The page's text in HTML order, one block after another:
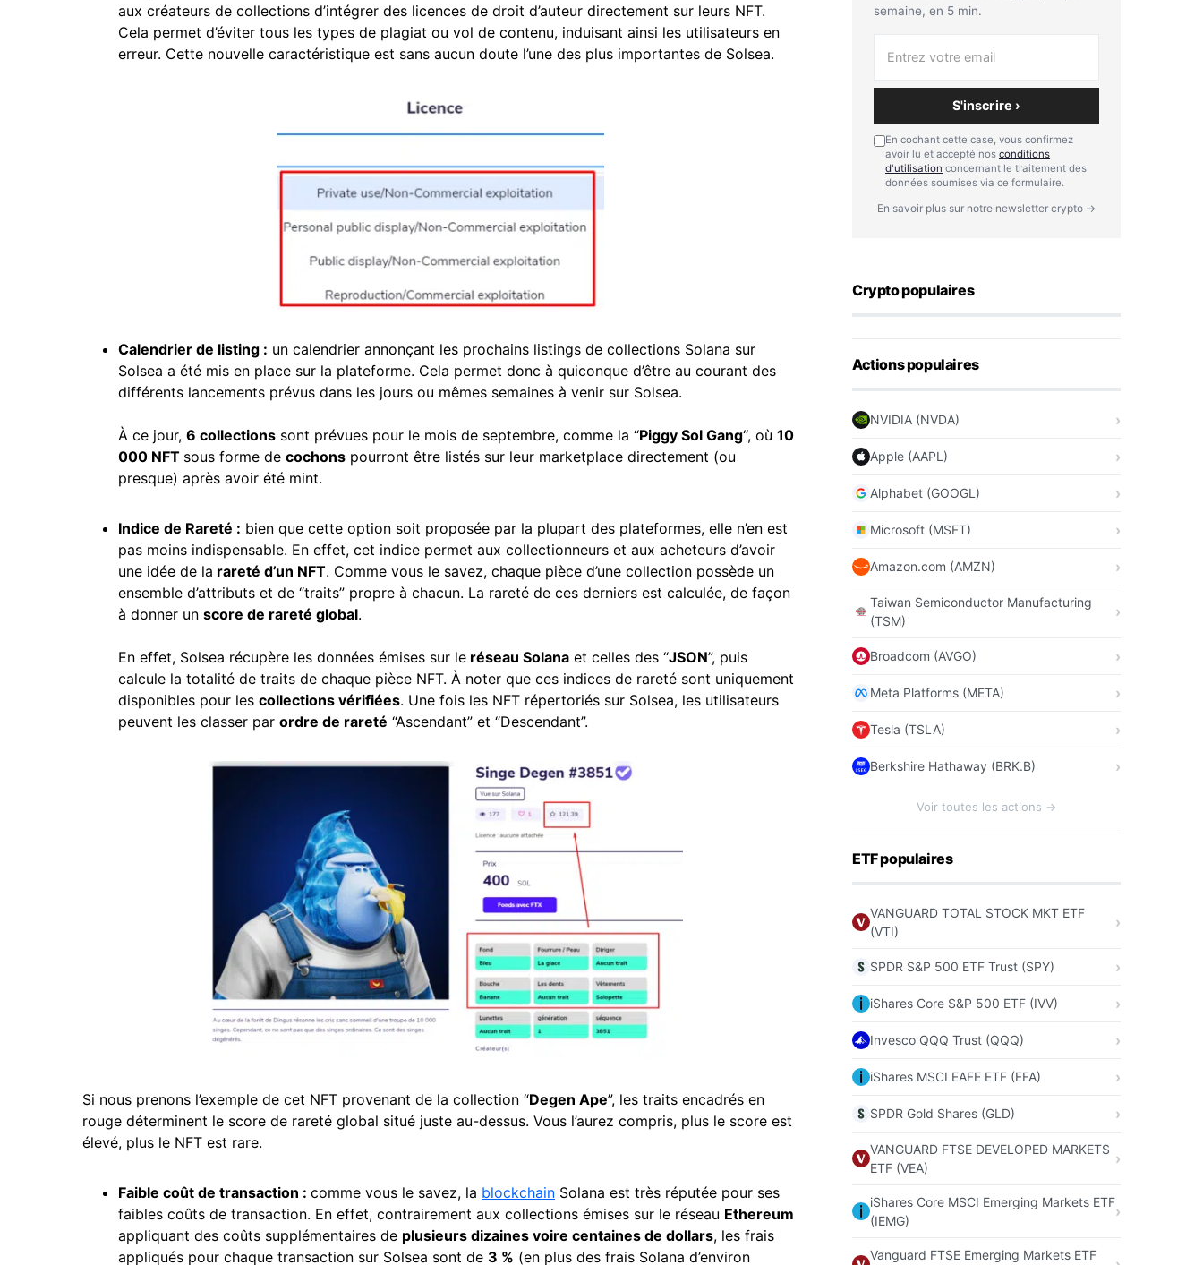
aux créateurs de collections d’intégrer des licences de droit d’auteur directement sur leurs NFT.
Cela permet d’éviter tous les types de plagiat ou vol de contenu, induisant ainsi les utilisateurs en
erreur. Cette nouvelle caractéristique est sans aucun doute l’une des plus importantes de Solsea.
Calendrier de listing : un calendrier annonçant les prochains listings de collections Solana sur
Solsea a été mis en place sur la plateforme. Cela permet donc à quiconque d’être au courant des
différents lancements prévus dans les jours ou mêmes semaines à venir sur Solsea.
À ce jour, 6 collections sont prévues pour le mois de septembre, comme la “Piggy Sol Gang“, où 10
000 NFT sous forme de cochons pourront être listés sur leur marketplace directement (ou
presque) après avoir été mint.
Indice de Rareté : bien que cette option soit proposée par la plupart des plateformes, elle n’en est
pas moins indispensable. En effet, cet indice permet aux collectionneurs et aux acheteurs d’avoir
une idée de la rareté d’un NFT. Comme vous le savez, chaque pièce d’une collection possède un
ensemble d’attributs et de “traits” propre à chacun. La rareté de ces derniers est calculée, de façon
à donner un score de rareté global.
En effet, Solsea récupère les données émises sur le réseau Solana et celles des “JSON”, puis
calcule la totalité de traits de chaque pièce NFT. À noter que ces indices de rareté sont uniquement
disponibles pour les collections vérifiées. Une fois les NFT répertoriés sur Solsea, les utilisateurs
peuvent les classer par ordre de rareté “Ascendant” et “Descendant”.
Si nous prenons l’exemple de cet NFT provenant de la collection “Degen Ape”, les traits encadrés en
rouge déterminent le score de rareté global situé juste au-dessus. Vous l’aurez compris, plus le score est
élevé, plus le NFT est rare.
Faible coût de transaction : comme vous le savez, la blockchain Solana est très réputée pour ses
faibles coûts de transaction. En effet, contrairement aux collections émises sur le réseau Ethereum
appliquant des coûts supplémentaires de plusieurs dizaines voire centaines de dollars, les frais
appliqués pour chaque transaction sur Solsea sont de 3 % (en plus des frais Solana d’environ
semaine, en 5 min.
S'inscrire ›
En cochant cette case, vous confirmez
avoir lu et accepté nos conditions
d'utilisation concernant le traitement des
données soumises via ce formulaire.
En savoir plus sur notre newsletter crypto →
Crypto populaires
Actions populaires
NVIDIA (NVDA)
Apple (AAPL)
Alphabet (GOOGL)
Microsoft (MSFT)
Amazon.com (AMZN)
Taiwan Semiconductor Manufacturing
(TSM)
Broadcom (AVGO)
Meta Platforms (META)
Tesla (TSLA)
Berkshire Hathaway (BRK.B)
Voir toutes les actions →
ETF populaires
VANGUARD TOTAL STOCK MKT ETF
(VTI)
SPDR S&P 500 ETF Trust (SPY)
iShares Core S&P 500 ETF (IVV)
Invesco QQQ Trust (QQQ)
iShares MSCI EAFE ETF (EFA)
SPDR Gold Shares (GLD)
VANGUARD FTSE DEVELOPED MARKETS
ETF (VEA)
iShares Core MSCI Emerging Markets ETF
(IEMG)
Vanguard FTSE Emerging Markets ETF